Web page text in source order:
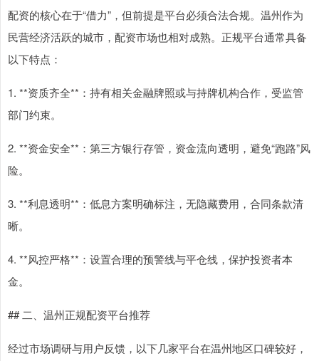
配资的核心在于“借力”，但前提是平台必须合法合规。温州作为
民营经济活跃的城市，配资市场也相对成熟。正规平台通常具备
以下特点：
1. **资质齐全**：持有相关金融牌照或与持牌机构合作，受监管
部门约束。
2. **资金安全**：第三方银行存管，资金流向透明，避免“跑路”风
险。
3. **利息透明**：低息方案明确标注，无隐藏费用，合同条款清
晰。
4. **风控严格**：设置合理的预警线与平仓线，保护投资者本
金。
## 二、温州正规配资平台推荐
经过市场调研与用户反馈，以下几家平台在温州地区口碑较好，